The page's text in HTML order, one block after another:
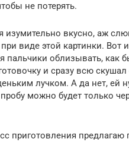
не потерять.
изумительно вкусно, аж
виде этой картинки. Вот
пальчики облизывать, как
и сразу всю
лучком. А да нет, ей
можно будет только
приготовления предлагаю